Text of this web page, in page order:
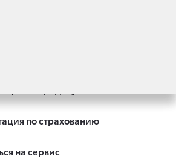
по страхованию
на сервис